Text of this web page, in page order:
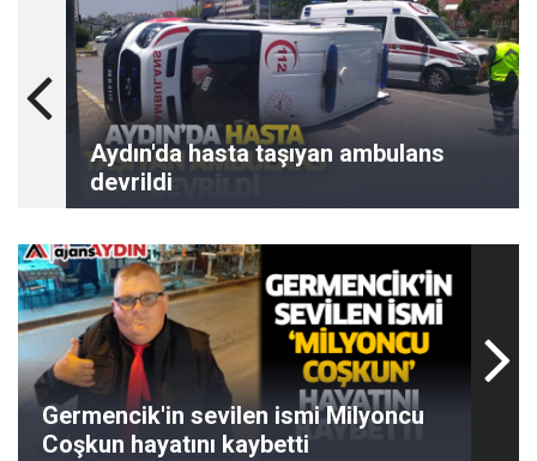
Aydın'da hasta taşıyan ambulans
devrildi
Germencik'in sevilen ismi Milyoncu
Coşkun hayatını kaybetti